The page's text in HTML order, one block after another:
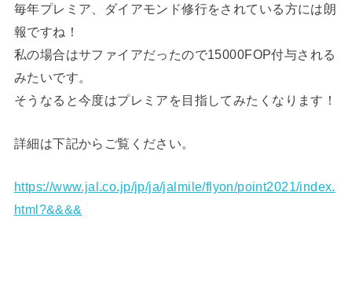
毎年プレミア、ダイアモンド修行をされている方には朗
報ですね！
私の場合はサファイアだったので15000FOP付与される
みたいです。
そうなると今度はプレミアを目指してみたくなります！
詳細は下記からご覧ください。
https://www.jal.co.jp/jp/ja/jalmile/flyon/point2021/index.
html?&&&&